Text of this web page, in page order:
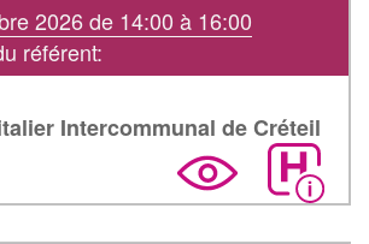
2026 de 14:00 à 16:00
référent:
Intercommunal de Créteil